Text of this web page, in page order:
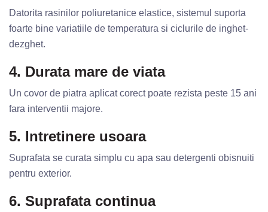
Datorita rasinilor poliuretanice elastice, sistemul suporta
foarte bine variatiile de temperatura si ciclurile de inghet-
dezghet.
4. Durata mare de viata
Un covor de piatra aplicat corect poate rezista peste 15 ani
fara interventii majore.
5. Intretinere usoara
Suprafata se curata simplu cu apa sau detergenti obisnuiti
pentru exterior.
6. Suprafata continua